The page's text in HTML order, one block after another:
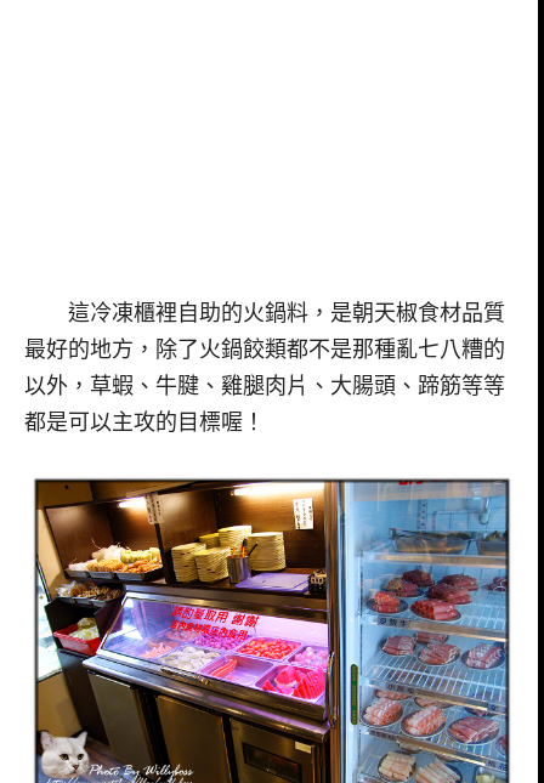
這冷凍櫃裡自助的火鍋料，是朝天椒食材品質
最好的地方，除了火鍋餃類都不是那種亂七八糟的
以外，草蝦、牛腱、雞腿肉片、大腸頭、蹄筋等等
都是可以主攻的目標喔！